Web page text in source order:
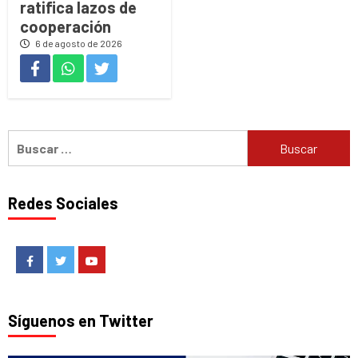
ratifica lazos de
cooperación
6 de agosto de 2026
Redes Sociales
FacebookTwitter
Síguenos en Twitter